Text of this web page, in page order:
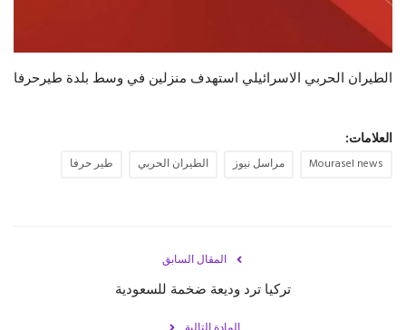
الطيران الحربي الاسرائيلي استهدف منزلين في وسط بلدة طيرحرفا
العلامات:
Mourasel news مراسل نيوز الطيران الحربي طير حرفا
المقال السابق
تركيا ترد وديعة ضخمة للسعودية